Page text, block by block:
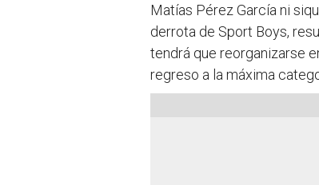
Matías Pérez García ni
derrota de Sport Boys,
tendrá que reorganizarse
regreso a la máxima